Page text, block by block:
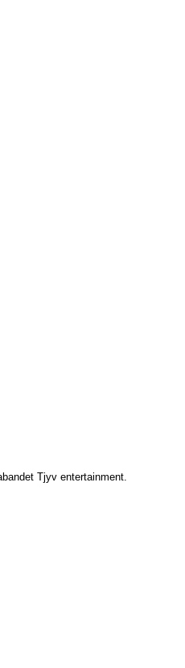
Tjyv entertainment.